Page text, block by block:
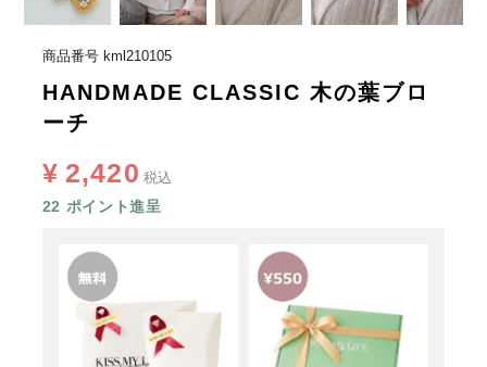
商品番号 kml210105
HANDMADE CLASSIC 木の葉ブロ
ーチ
¥ 2,420 税込
22 ポイント進呈